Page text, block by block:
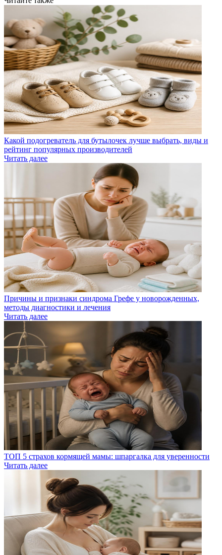
Какой подогреватель для бутылочек лучше выбрать, виды и
рейтинг популярных производителей
Читать далее
Причины и признаки синдрома Грефе у новорожденных,
методы диагностики и лечения
Читать далее
ТОП 5 страхов кормящей мамы: шпаргалка для уверенности
Читать далее